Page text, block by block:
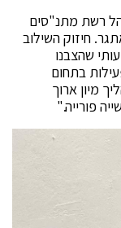
רשת מתנ"סים
חיזוק השילוב
שהצבנו
בתחום
מיון ארוך
פורייה."